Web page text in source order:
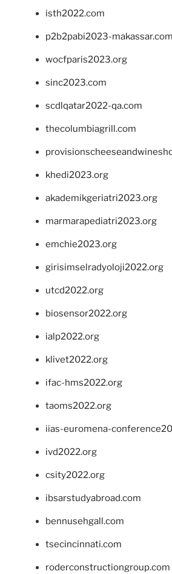
isth2022.com
p2b2pabi2023-makassar.com
wocfparis2023.org
sinc2023.com
scdlqatar2022-qa.com
thecolumbiagrill.com
khedi2023.org
akademikgeriatri2023.org
marmarapediatri2023.org
emchie2023.org
girisimselradyoloji2022.org
utcd2022.org
biosensor2022.org
ialp2022.org
klivet2022.org
ifac-hms2022.org
taoms2022.org
iias-euromena-
ivd2022.org
csity2022.org
ibsarstudyabroad.com
bennusehgall.com
tsecincinnati.com
roderconstructiongroup.com